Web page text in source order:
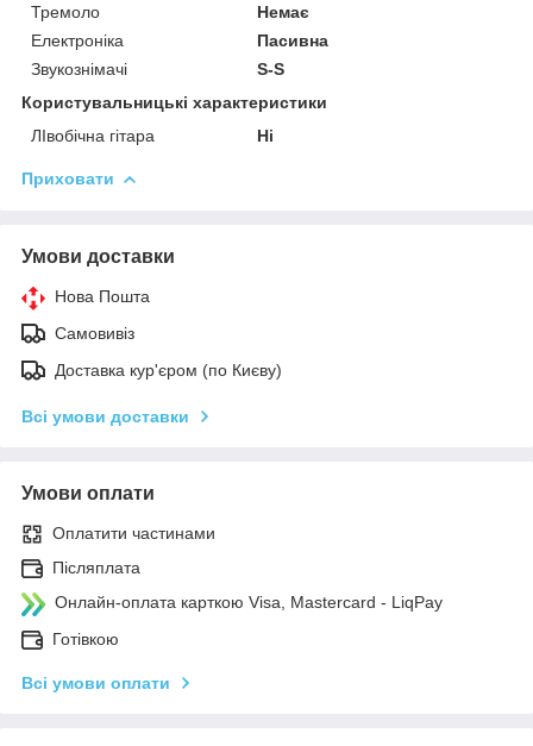
Тремоло
Немає
Електроніка
Пасивна
Звукознімачі
S-S
Користувальницькі характеристики
ЛІвобічна гітара
Ні
Приховати
Умови доставки
Нова Пошта
Самовивіз
Доставка кур'єром (по Києву)
Всі умови доставки
Умови оплати
Оплатити частинами
Післяплата
Онлайн-оплата карткою Visa, Mastercard - LiqPay
Готівкою
Всі умови оплати